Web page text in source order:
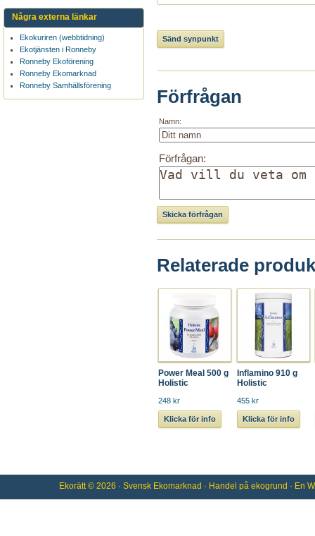
Förfrågan
Namn:
Förfrågan:
Relaterade
Power Meal 500 g
Holistic
248 kr
Klicka för info
Inflamino 910 g
Holistic
455 kr
Klicka för info
Några externa länkar
Ekokuriren (webbtidning)
Ekotjänsten i Ronneby
Ronneby Ekoförening
Ronneby Ekomarknad
Ronneby Samhällsförening
Ekorätt © 2026 ·Svensk Ekomarknad · Handel påekogrund · En